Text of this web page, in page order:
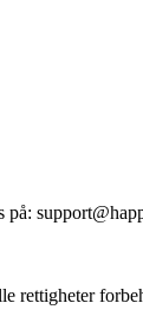
på:
rettigheter